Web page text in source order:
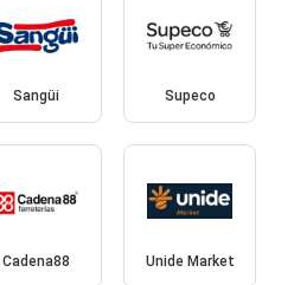
Sangüi Supeco
Cadena88 Unide Market